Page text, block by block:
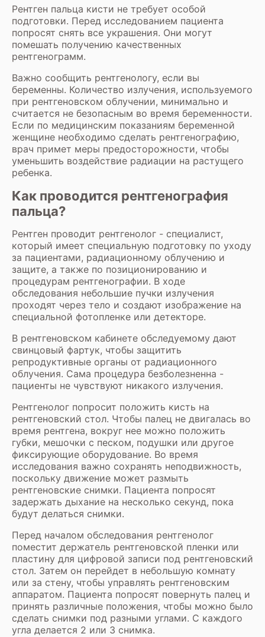
Рентген пальца кисти не требует особой
подготовки. Перед исследованием пациента
попросят снять все украшения. Они могут
помешать получению качественных
рентгенограмм.
Важно сообщить рентгенологу, если вы
беременны. Количество излучения, используемого
при рентгеновском облучении, минимально и
считается не безопасным во время беременности.
Если по медицинским показаниям беременной
женщине необходимо сделать рентгенографию,
врач примет меры предосторожности, чтобы
уменьшить воздействие радиации на растущего
ребенка.
Как проводится рентгенография
пальца?
Рентген проводит рентгенолог - специалист,
который имеет специальную подготовку по уходу
за пациентами, радиационному облучению и
защите, а также по позиционированию и
процедурам рентгенографии. В ходе
обследования небольшие пучки излучения
проходят через тело и создают изображение на
специальной фотопленке или детекторе.
В рентгеновском кабинете обследуемому дают
свинцовый фартук, чтобы защитить
репродуктивные органы от радиационного
облучения. Сама процедура безболезненна -
пациенты не чувствуют никакого излучения.
Рентгенолог попросит положить кисть на
рентгеновский стол. Чтобы палец не двигалась во
время рентгена, вокруг нее можно положить
губки, мешочки с песком, подушки или другое
фиксирующие оборудование. Во время
исследования важно сохранять неподвижность,
поскольку движение может размыть
рентгеновские снимки. Пациента попросят
задержать дыхание на несколько секунд, пока
будут делаться снимки.
Перед началом обследования рентгенолог
поместит держатель рентгеновской пленки или
пластину для цифровой записи под рентгеновский
стол. Затем он перейдет в небольшую комнату
или за стену, чтобы управлять рентгеновским
аппаратом. Пациента попросят повернуть палец и
принять различные положения, чтобы можно было
сделать снимки под разными углами. С каждого
угла делается 2 или 3 снимка.